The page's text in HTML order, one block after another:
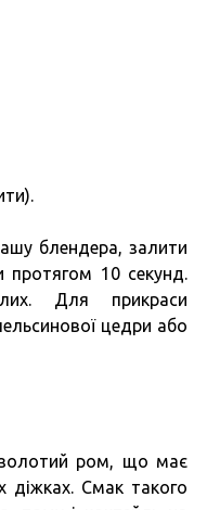
блендера, залити
протягом 10 секунд.
Для прикраси
цедри або
золотий ром, що має
діжках. Смак такого